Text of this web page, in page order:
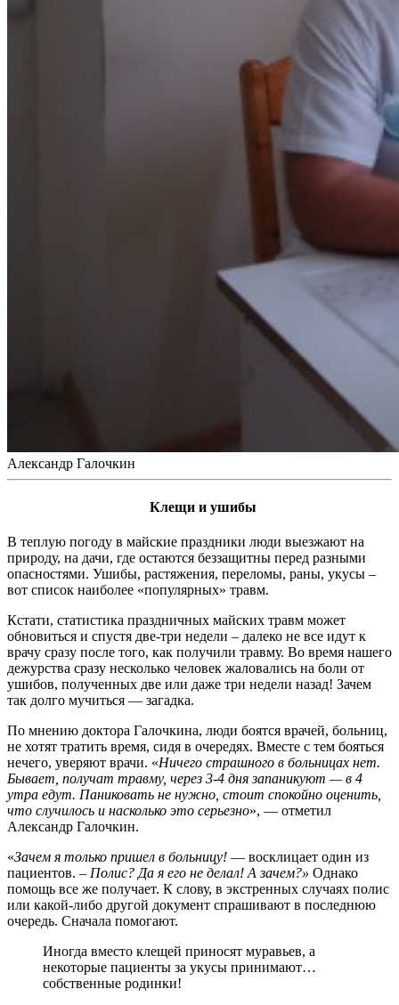
Александр Галочкин
Клещи и ушибы
В теплую погоду в майские праздники люди выезжают на
природу, на дачи, где остаются беззащитны перед разными
опасностями. Ушибы, растяжения, переломы, раны, укусы –
вот список наиболее «популярных» травм.
Кстати, статистика праздничных майских травм может
обновиться и спустя две-три недели – далеко не все идут к
врачу сразу после того, как получили травму. Во время нашего
дежурства сразу несколько человек жаловались на боли от
ушибов, полученных две или даже три недели назад! Зачем
так долго мучиться — загадка.
По мнению доктора Галочкина, люди боятся врачей, больниц,
не хотят тратить время, сидя в очередях. Вместе с тем бояться
нечего, уверяют врачи. «Ничего страшного в больницах нет.
Бывает, получат травму, через 3-4 дня запаникуют — в 4
утра едут. Паниковать не нужно, стоит спокойно оценить,
что случилось и насколько это серьезно», — отметил
Александр Галочкин.
«Зачем я только пришел в больницу! — восклицает один из
пациентов. – Полис? Да я его не делал! А зачем?» Однако
помощь все же получает. К слову, в экстренных случаях полис
или какой-либо другой документ спрашивают в последнюю
очередь. Сначала помогают.
Иногда вместо клещей приносят муравьев, а
некоторые пациенты за укусы принимают…
собственные родинки!